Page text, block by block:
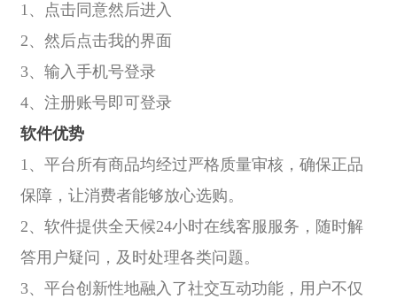
1、点击同意然后进入
2、然后点击我的界面
3、输入手机号登录
4、注册账号即可登录
软件优势
1、平台所有商品均经过严格质量审核，确保正品
保障，让消费者能够放心选购。
2、软件提供全天候24小时在线客服服务，随时解
答用户疑问，及时处理各类问题。
3、平台创新性地融入了社交互动功能，用户不仅